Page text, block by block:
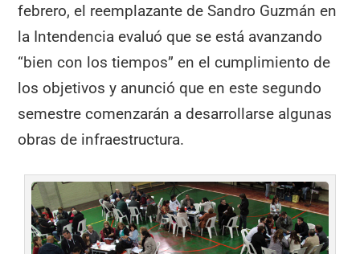
febrero, el reemplazante de Sandro Guzmán en
la Intendencia evaluó que se está avanzando
“bien con los tiempos” en el cumplimiento de
los objetivos y anunció que en este segundo
semestre comenzarán a desarrollarse algunas
obras de infraestructura.